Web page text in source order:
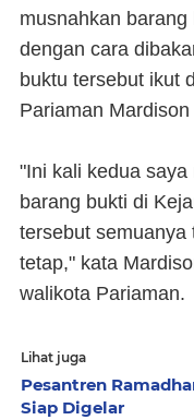
musnahkan
dengan cara
buktu tersebut ikut
Pariaman
"Ini kali kedua
barang bukti di
tersebut semuanya
tetap," kata
walikota Pariaman.
Lihat juga
Pesantren
Siap Digelar